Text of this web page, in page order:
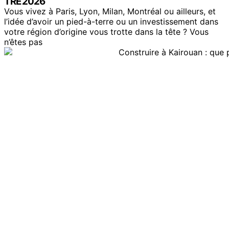
Vous vivez à Paris, Lyon, Milan, Montréal ou ailleurs, et
l’idée d’avoir un pied-à-terre ou un investissement dans
votre région d’origine vous trotte dans la tête ? Vous
n’êtes pas